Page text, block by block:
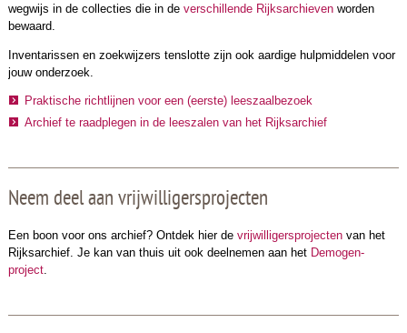
wegwijs in de collecties die in de verschillende Rijksarchievenworden
bewaard.
Inventarissen en zoekwijzers tenslotte zijn ook aardige hulpmiddelen voor
jouw onderzoek.
Praktische richtlijnen voor een (eerste) leeszaalbezoek
Archief te raadplegen in de leeszalen van het Rijksarchief
Neem deel aan vrijwilligersprojecten
Een boon voor ons archief? Ontdek hier de vrijwilligersprojectenvan het
Rijksarchief. Je kan van thuis uit ook deelnemen aan het Demogen-
project.